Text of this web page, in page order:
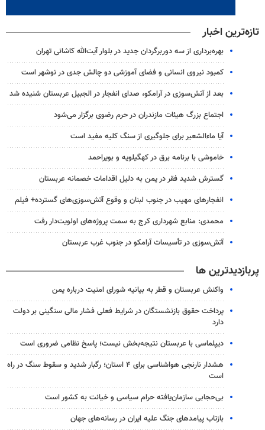
تازه‌ترین اخبار
بهره‌برداری از سه دوربرگردان جدید در بلوار آیت‌الله کاشانی تهران
کمبود نیروی انسانی و فضای آموزشی دو چالش جدی در نوشهر است
بعد از آتش‌سوزی در آرامکو، صدای انفجار در الجبیل عربستان شنیده شد
اجتماع بزرگ هیئات مازندران در حرم رضوی برگزار می‌شود
آیا ماءالشعیر برای جلوگیری از سنگ کلیه مفید است
خاموشی با برنامه برق در کهگیلویه و بویراحمد
گسترش شدید فقر در یمن به دلیل اقدامات خصمانه عربستان
انفجارهای مهیب در جنوب لبنان و وقوع آتش‌سوزی‌های گسترده+ فیلم
محمدی: منابع شهرداری کرج به سمت پروژه‌های اولویت‌دار رفت
آتش‌سوزی در تأسیسات آرامکو در جنوب غرب عربستان
پربازدیدترین ها
واکنش عربستان و قطر به بیانیه شورای امنیت درباره یمن
پرداخت حقوق بازنشستگان در شرایط فعلی فشار مالی سنگینی بر دولت
دارد
دیپلماسی با عربستان نتیجه‌بخش نیست؛ پاسخ نظامی ضروری است
هشدار نارنجی هواشناسی برای ۴ استان؛ رگبار شدید و سقوط سنگ در راه
است
بی‌حجابی سازمان‌یافته حرام سیاسی و خیانت به کشور است
بازتاب پیامدهای جنگ علیه ایران در رسانه‌های جهان